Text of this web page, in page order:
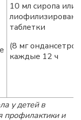
10 мл сиропа или
таблетки
(8 мг
каждые 12 ч
у детей в
профилактики и